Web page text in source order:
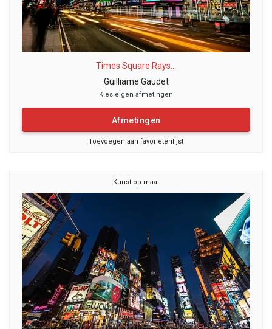
Times Square Rays...
Guilliame Gaudet
Kies eigen afmetingen
Afmetingen
Toevoegen aan favorietenlijst
Kunst op maat